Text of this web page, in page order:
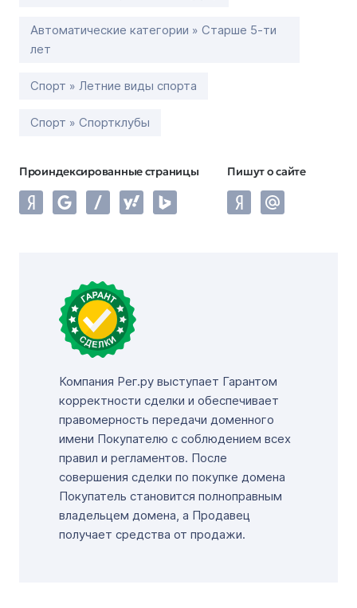
Автоматические категории » Старше 5-ти
лет
Спорт » Летние виды спорта
Спорт » Спортклубы
Проиндексированные страницы Пишут о сайте
Компания Рег.ру выступает Гарантом
корректности сделки и обеспечивает
правомерность передачи доменного
имени Покупателю с соблюдением всех
правил и регламентов. После
совершения сделки по покупке домена
Покупатель становится полноправным
владельцем домена, а Продавец
получает средства от продажи.